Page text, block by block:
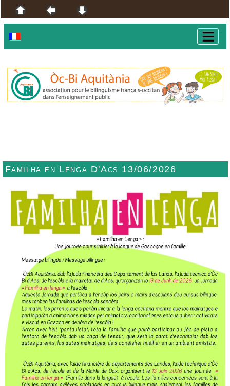
Familha en Lenga D'Acs 13/06/2026